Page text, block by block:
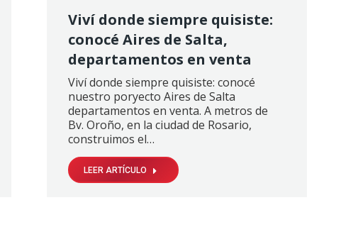
Viví donde siempre quisiste:
conocé Aires de Salta,
departamentos en venta
Viví donde siempre quisiste: conocé
nuestro poryecto Aires de Salta
departamentos en venta. A metros de
Bv. Oroño, en la ciudad de Rosario,
construimos el…
LEER ARTÍCULO